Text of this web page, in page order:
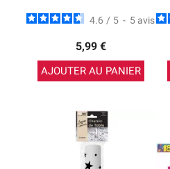
4.6 / 5 - 5 avis
5,99 €
AJOUTER AU PANIER